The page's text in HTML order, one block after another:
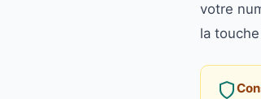
votre
la touche